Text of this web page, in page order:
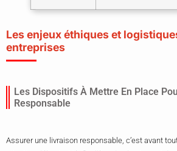
Les enjeux éthiques et
entreprises
Les Dispositifs À Mettre En Place
Responsable
Assurer une livraison responsable, c’est avant